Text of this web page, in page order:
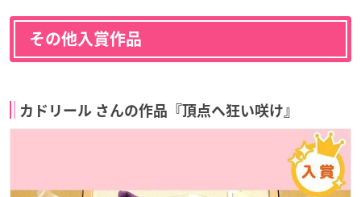
その他入賞作品
カドリール さんの作品『頂点へ狂い咲け』